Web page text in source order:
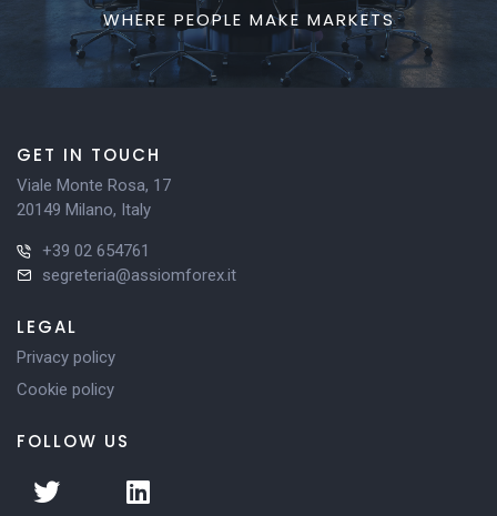
WHERE PEOPLE MAKE MARKETS
GET IN TOUCH
Viale Monte Rosa, 17
20149 Milano, Italy
+39 02 654761
segreteria@assiomforex.it
LEGAL
Privacy policy
Cookie policy
FOLLOW US